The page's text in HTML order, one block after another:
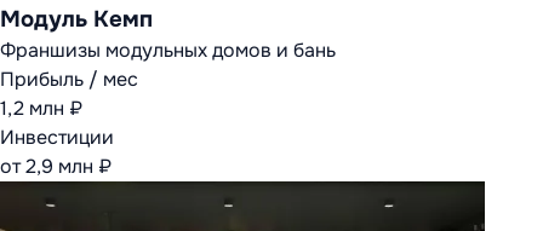
Модуль Кемп
Франшизы модульных домов и бань
Прибыль / мес
1,2 млн ₽
Инвестиции
от 2,9 млн ₽